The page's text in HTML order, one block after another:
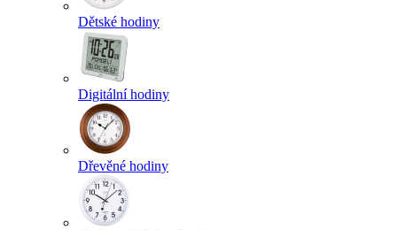
Dětské hodiny
Digitální hodiny
Dřevěné hodiny